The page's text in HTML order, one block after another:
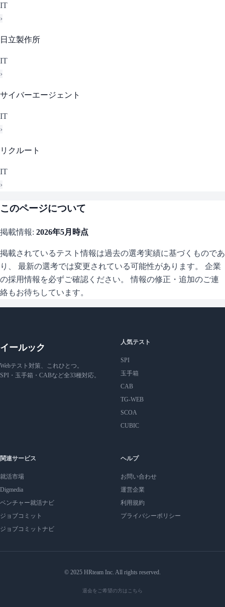
IT
›
日立製作所
IT
›
サイバーエージェント
IT
›
リクルート
IT
›
このページについて
掲載情報: 2026年5月 時点
掲載されているテスト情報は過去の選考実績に基づくものであ
り、 最新の選考では変更されている可能性があります。 企業
の採用情報を必ずご確認ください。 情報の修正・追加のご連
絡もお待ちしています。
イールック
Webテスト対策、これひとつ。
SPI・玉手箱・CABなど全33種対応。
人気テスト
SPI
玉手箱
CAB
TG-WEB
SCOA
CUBIC
関連サービス
就活市場
Digmedia
ベンチャー就活ナビ
ジョブコミット
ジョブコミットナビ
ヘルプ
お問い合わせ
運営企業
利用規約
プライバシーポリシー
© 2025 HRteam Inc. All rights reserved.
退会をご希望の方はこちら